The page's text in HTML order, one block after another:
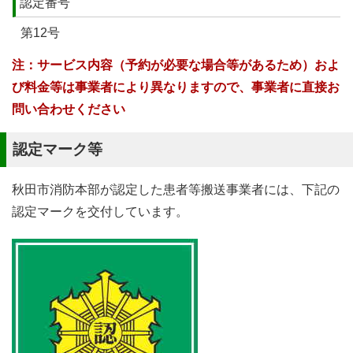
認定番号
第12号
注：サービス内容（予約が必要な場合等があるため）およ
び料金等は事業者により異なりますので、事業者に直接お
問い合わせください
認定マーク等
秋田市消防本部が認定した患者等搬送事業者には、下記の
認定マークを交付しています。